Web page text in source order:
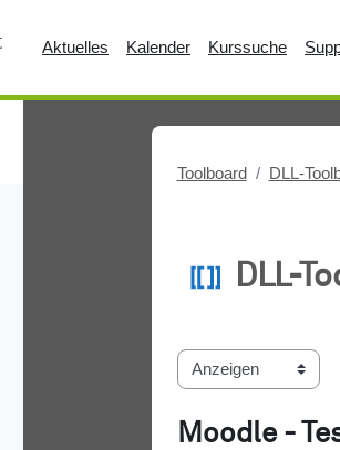
Aktuelles
Kalender Kurssuche
Toolboard DLL-
DLL-
Moodle -